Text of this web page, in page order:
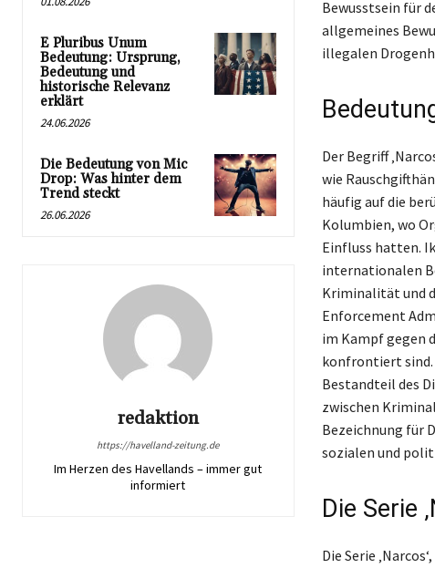
E Pluribus Unum
Bedeutung: Ursprung,
Bedeutung und
historische Relevanz
erklärt
24.06.2026
Die Bedeutung von Mic
Drop: Was hinter dem
Trend steckt
26.06.2026
redaktion
https://havelland-zeitung.de
Im Herzen des Havellands – immer gut
informiert
Bewusstsein für
allgemeines
illegalen
Der Begriff
wie
häufig auf die
Kolumbien, wo
Einfluss hatten.
internationalen
Kriminalität und
Enforcement
im Kampf gegen
konfrontiert sind.
Bestandteil des
zwischen
Bezeichnung für
sozialen und
Die Serie
Die Serie